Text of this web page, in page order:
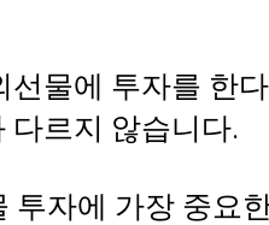
물에 투자를 한
다르지 않습니다.
자에 가장 중요